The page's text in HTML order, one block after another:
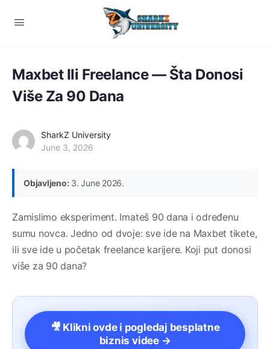
Maxbet Ili Freelance — Šta Donosi
Više Za 90 Dana
SharkZ University
June 3, 2026
Objavljeno:3. June 2026.
Zamislimo eksperiment. Imateš 90 dana i određenu
sumu novca. Jedno od dvoje: sve ide na Maxbet tikete,
ili sve ide u početak freelance karijere. Koji put donosi
više za 90 dana?
🎥 Klikni ovde i pogledaj besplatne
biznis videe →